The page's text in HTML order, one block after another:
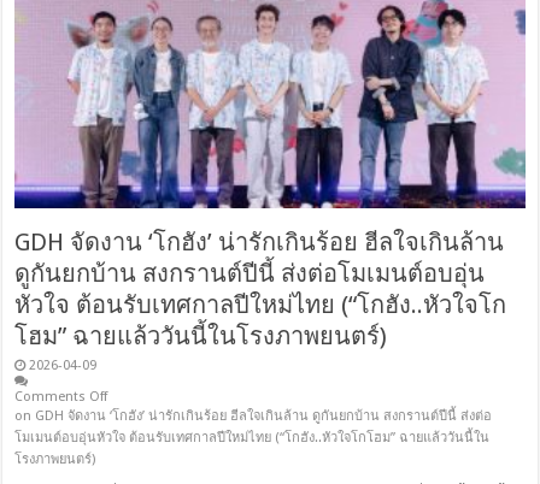
GDH จัดงาน ‘โกฮัง’ น่ารักเกินร้อย ฮีลใจเกินล้าน
ดูกันยกบ้าน สงกรานต์ปีนี้ ส่งต่อโมเมนต์อบอุ่น
หัวใจ ต้อนรับเทศกาลปีใหม่ไทย (“โกฮัง..หัวใจโก
โฮม” ฉายแล้ววันนี้ในโรงภาพยนตร์)
2026-04-09
Comments Off
on GDH จัดงาน ‘โกฮัง’ น่ารักเกินร้อย ฮีลใจเกินล้าน ดูกันยกบ้าน สงกรานต์ปีนี้ ส่งต่อ
โมเมนต์อบอุ่นหัวใจ ต้อนรับเทศกาลปีใหม่ไทย (“โกฮัง..หัวใจโกโฮม” ฉายแล้ววันนี้ใน
โรงภาพยนตร์)